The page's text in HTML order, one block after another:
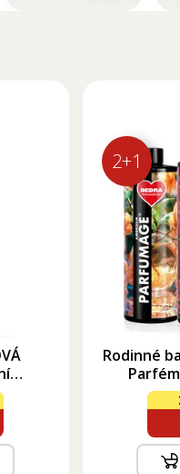
2+1
Rodinné
FASHION
&